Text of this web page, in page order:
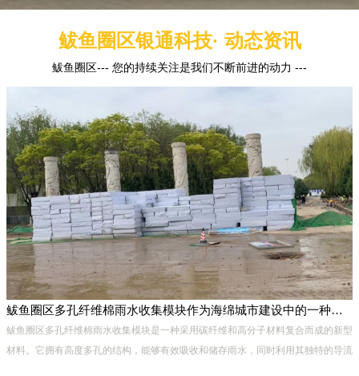
鲅鱼圈区银通科技· 动态资讯
鲅鱼圈区--- 您的持续关注是我们不断前进的动力 ---
鲅鱼圈区多孔纤维棉雨水收集模块作为海绵城市建设中的一种创新材料
鲅鱼圈区多孔纤维棉雨水收集模块是一种采用碳纤维和高分子材料复合而成的新型
材料。它拥有高度多孔的结构，能够有效吸收和储存雨水，同时利用其独特的导流